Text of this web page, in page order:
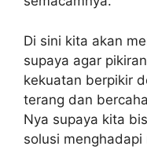
Di sini kita akan
supaya agar
kekuatan berpikir
terang dan
Nya supaya kita
solusi